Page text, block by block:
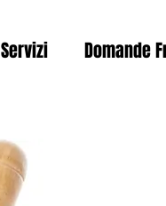
Servizi Domande